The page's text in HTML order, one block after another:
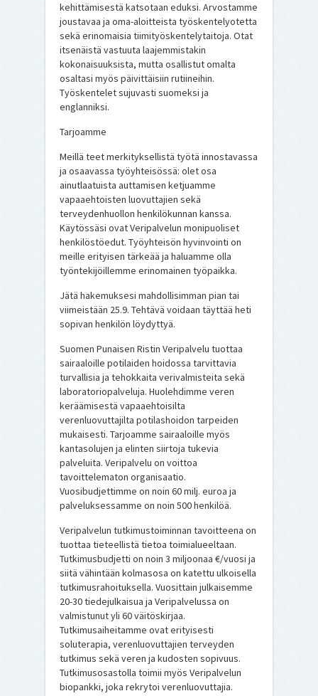
kehittämisestä katsotaan eduksi. Arvostamme
joustavaa ja oma-aloitteista työskentelyotetta
sekä erinomaisia tiimityöskentelytaitoja. Otat
itsenäistä vastuuta laajemmistakin
kokonaisuuksista, mutta osallistut omalta
osaltasi myös päivittäisiin rutiineihin.
Työskentelet sujuvasti suomeksi ja
englanniksi.
Tarjoamme
Meillä teet merkityksellistä työtä innostavassa
ja osaavassa työyhteisössä: olet osa
ainutlaatuista auttamisen ketjuamme
vapaaehtoisten luovuttajien sekä
terveydenhuollon henkilökunnan kanssa.
Käytössäsi ovat Veripalvelun monipuoliset
henkilöstöedut. Työyhteisön hyvinvointi on
meille erityisen tärkeää ja haluamme olla
työntekijöillemme erinomainen työpaikka.
Jätä hakemuksesi mahdollisimman pian tai
viimeistään 25.9. Tehtävä voidaan täyttää heti
sopivan henkilön löydyttyä.
Suomen Punaisen Ristin Veripalvelu tuottaa
sairaaloille potilaiden hoidossa tarvittavia
turvallisia ja tehokkaita verivalmisteita sekä
laboratoriopalveluja. Huolehdimme veren
keräämisestä vapaaehtoisilta
verenluovuttajilta potilashoidon tarpeiden
mukaisesti. Tarjoamme sairaaloille myös
kantasolujen ja elinten siirtoja tukevia
palveluita. Veripalvelu on voittoa
tavoittelematon organisaatio.
Vuosibudjettimme on noin 60 milj. euroa ja
palveluksessamme on noin 500 henkilöä.
Veripalvelun tutkimustoiminnan tavoitteena on
tuottaa tieteellistä tietoa toimialueeltaan.
Tutkimusbudjetti on noin 3 miljoonaa €/vuosi ja
siitä vähintään kolmasosa on katettu ulkoisella
tutkimusrahoituksella. Vuosittain julkaisemme
20-30 tiedejulkaisua ja Veripalvelussa on
valmistunut yli 60 väitöskirjaa.
Tutkimusaiheitamme ovat erityisesti
soluterapia, verenluovuttajien terveyden
tutkimus sekä veren ja kudosten sopivuus.
Tutkimusosastolla toimii myös Veripalvelun
biopankki, joka rekrytoi verenluovuttajia.